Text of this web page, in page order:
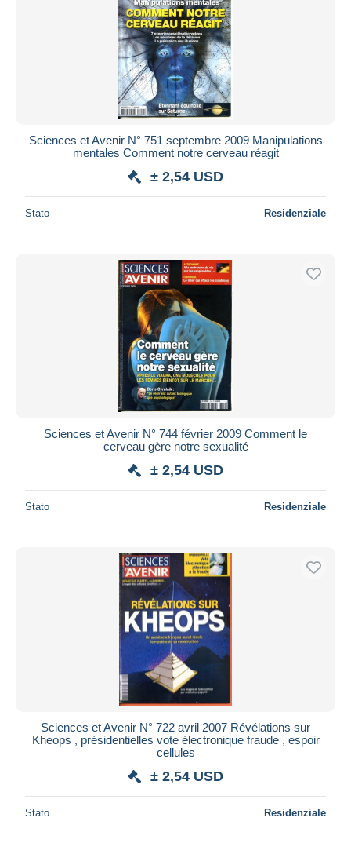
Sciences et Avenir N° 751 septembre 2009 Manipulations
mentales Comment notre cerveau réagit
± 2,54 USD
Stato Residenziale
Sciences et Avenir N° 744 février 2009 Comment le
cerveau gère notre sexualité
± 2,54 USD
Stato Residenziale
Sciences et Avenir N° 722 avril 2007 Révélations sur
Kheops , présidentielles vote électronique fraude , espoir
cellules
± 2,54 USD
Stato Residenziale